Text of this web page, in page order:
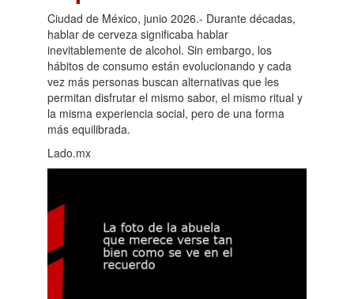
Ciudad de México, junio 2026.- Durante décadas,
hablar de cerveza significaba hablar
inevitablemente de alcohol. Sin embargo, los
hábitos de consumo están evolucionando y cada
vez más personas buscan alternativas que les
permitan disfrutar el mismo sabor, el mismo ritual y
la misma experiencia social, pero de una forma
más equilibrada.
Lado.mx